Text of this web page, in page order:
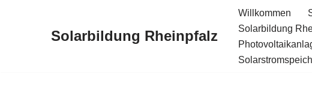
Solarbildung Rheinpfalz
Willkommen
Solarbildung